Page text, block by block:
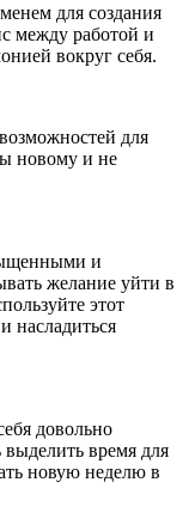
для создания
между работой и
вокруг себя.
для
новому и не
и
желание уйти в
этот
насладиться
довольно
время для
новую неделю в